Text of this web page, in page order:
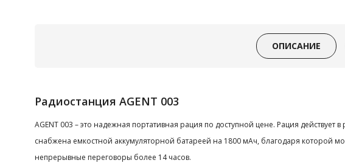
ОПИСАНИЕ
Радиостанция AGENT 003
AGENT 003 – это надежная портативная рация по доступной цене. Рация действует в
снабжена емкостной аккумуляторной батареей на 1800 мАч, благодаря которой
непрерывные переговоры более 14 часов.